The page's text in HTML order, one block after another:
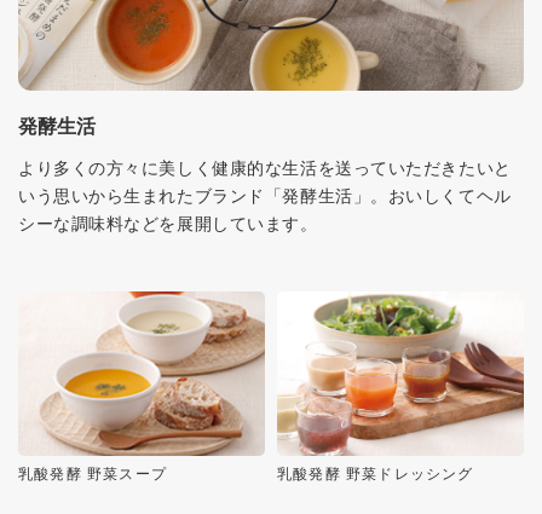
発酵生活
より多くの方々に美しく健康的な生活を送っていただきたいと
いう思いから生まれたブランド「発酵生活」。おいしくてヘル
シーな調味料などを展開しています。
乳酸発酵 野菜スープ 乳酸発酵 野菜ドレッシング